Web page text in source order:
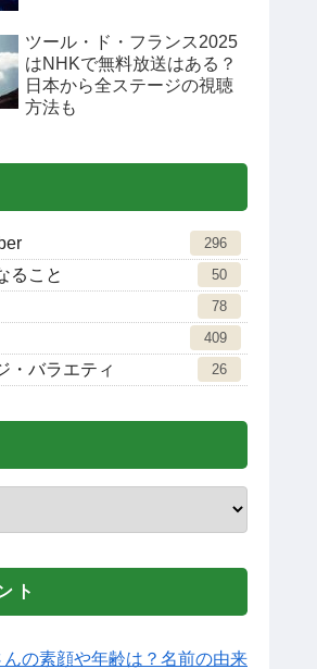
ツール・ド・フランス2025
はNHKで無料放送はある？
日本から全ステージの視聴
方法も
296
ること 50
78
409
・バラエティ 26
ト
の素顔や年齢は？名前の由来